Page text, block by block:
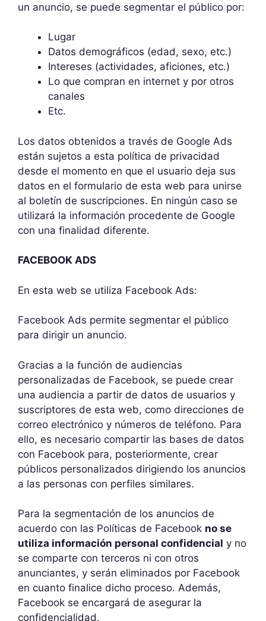
un anuncio, se puede segmentar el público por:
Lugar
Datos demográficos (edad, sexo, etc.)
Intereses (actividades, aficiones, etc.)
Lo que compran en internet y por otros
canales
Etc.
Los datos obtenidos a través de Google Ads
están sujetos a esta política de privacidad
desde el momento en que el usuario deja sus
datos en el formulario de esta web para unirse
al boletín de suscripciones. En ningún caso se
utilizará la información procedente de Google
con una finalidad diferente.
FACEBOOK ADS
En esta web se utiliza Facebook Ads:
Facebook Ads permite segmentar el público
para dirigir un anuncio.
Gracias a la función de audiencias
personalizadas de Facebook, se puede crear
una audiencia a partir de datos de usuarios y
suscriptores de esta web, como direcciones de
correo electrónico y números de teléfono. Para
ello, es necesario compartir las bases de datos
con Facebook para, posteriormente, crear
públicos personalizados dirigiendo los anuncios
a las personas con perfiles similares.
Para la segmentación de los anuncios de
acuerdo con las Políticas de Facebook no se
utiliza información personal confidencial y no
se comparte con terceros ni con otros
anunciantes, y serán eliminados por Facebook
en cuanto finalice dicho proceso. Además,
Facebook se encargará de asegurar la
confidencialidad.